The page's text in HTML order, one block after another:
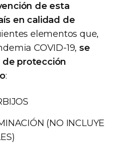
de esta
en calidad de
elementos que,
COVID-19, se
protección
:
(NO INCLUYE